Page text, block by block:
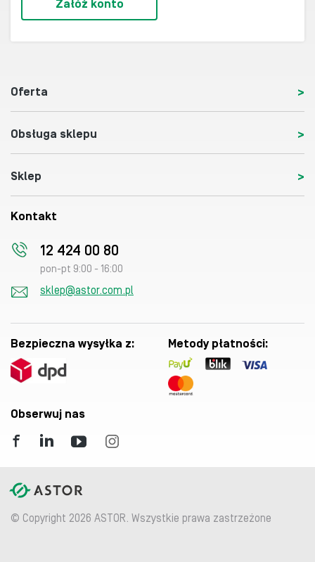
Załóż konto
Oferta
Obsługa sklepu
Sklep
Kontakt
12 424 00 80
pon-pt 9:00 - 16:00
sklep@astor.com.pl
Bezpieczna wysyłka z: Metody płatności:
Obserwuj nas
© Copyright 2026 ASTOR. Wszystkie prawa zastrzeżone